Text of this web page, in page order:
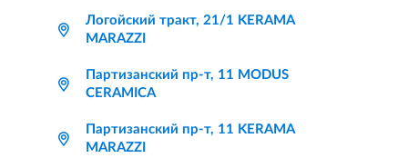
Логойский тракт, 21/1 KERAMA
MARAZZI
Партизанский пр-т, 11 MODUS
CERAMICA
Партизанский пр-т, 11 KERAMA
MARAZZI